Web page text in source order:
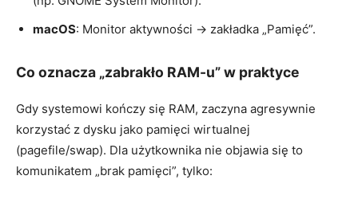
macOS: Monitor aktywności → zakładka „Pamięć”.
Co oznacza „zabrakło RAM-u” w praktyce
Gdy systemowi kończy się RAM, zaczyna agresywnie
korzystać z dysku jako pamięci wirtualnej
(pagefile/swap). Dla użytkownika nie objawia się to
komunikatem „brak pamięci”, tylko: